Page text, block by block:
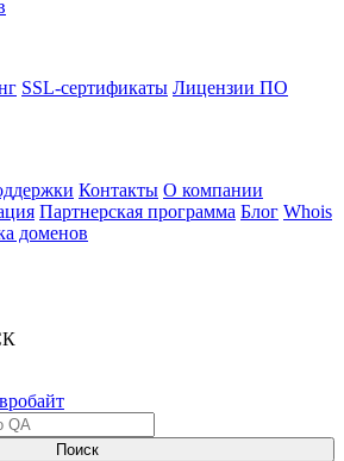
SSL-сертификаты Лицензии ПО
Контакты О компании
Партнерская программа Блог Whois
доменов
Поиск